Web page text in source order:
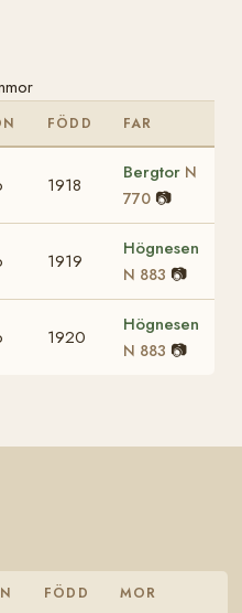
FÖDD FAR
1918
Bergtor N
770 📷
1919
Högnesen
N 883 📷
1920
Högnesen
N 883 📷
FÖDD MOR